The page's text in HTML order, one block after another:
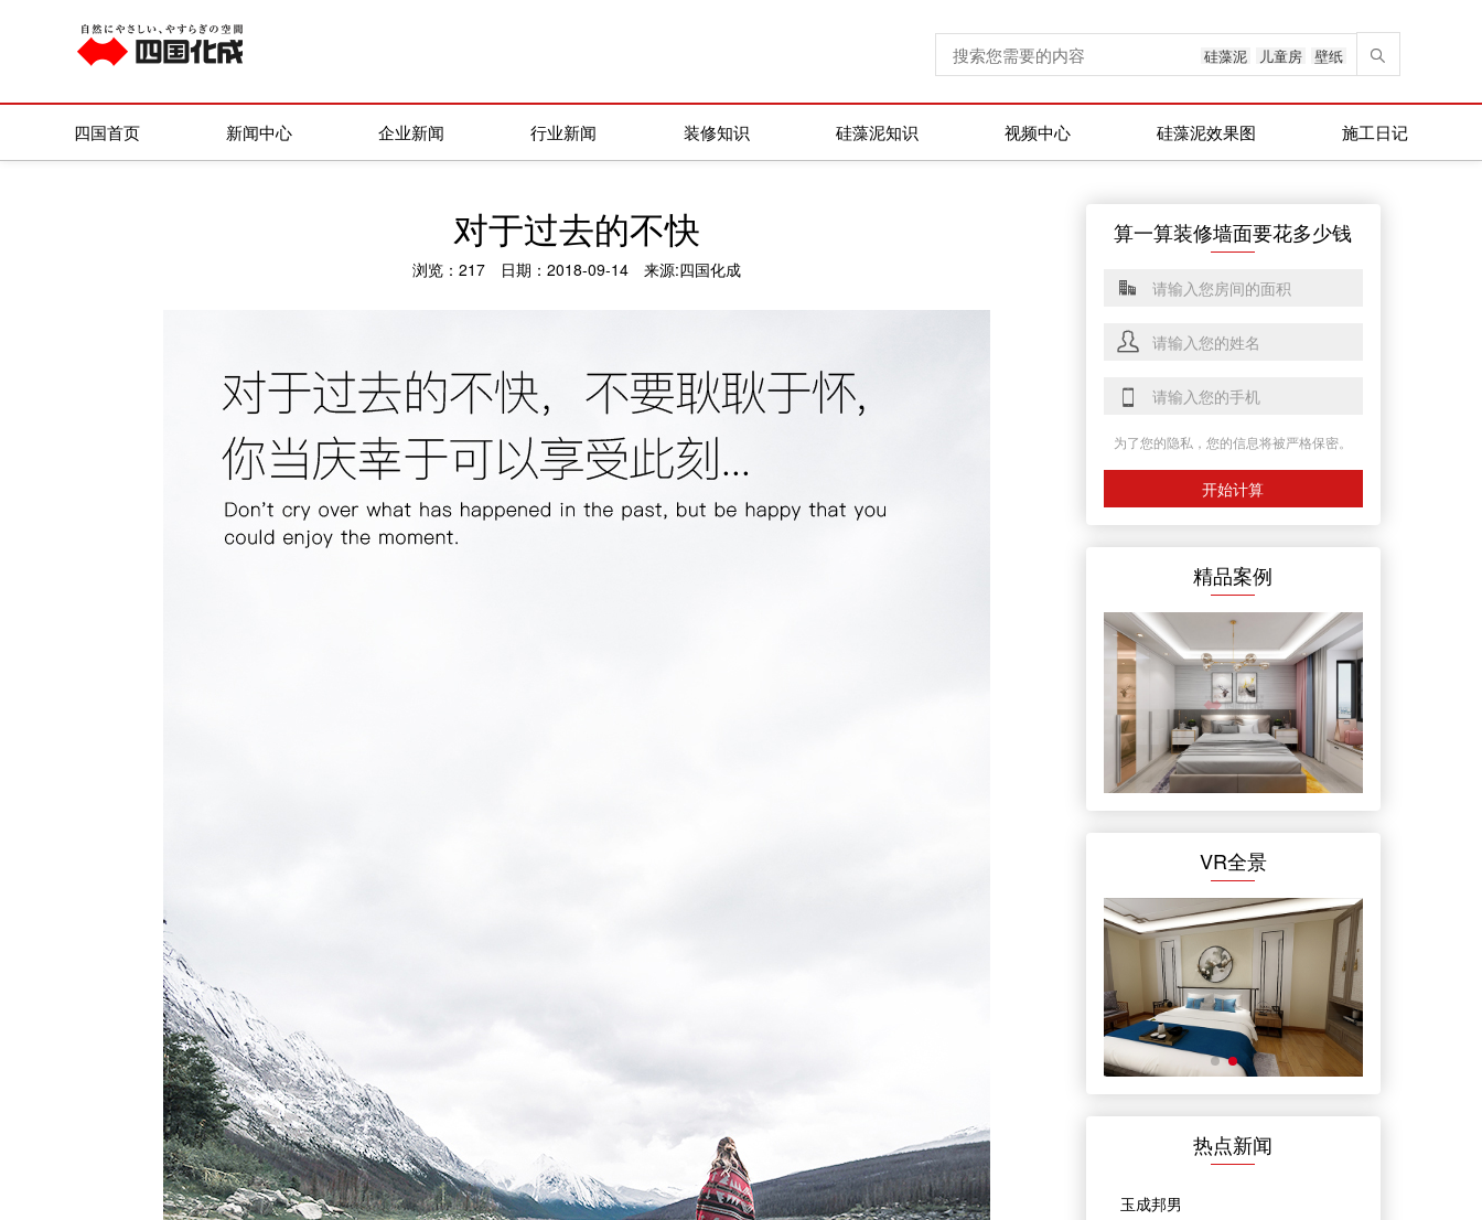
硅藻泥 儿童房 壁纸
四国首页 新闻中心 企业新闻 行业新闻 装修知识 硅藻泥知识 视频中心 硅藻泥效果图 施工日记
对于过去的不快
浏览：217 日期：2018-09-14 来源:四国化成
算一算装修墙面要花多少钱
为了您的隐私，您的信息将被严格保密。
开始计算
精品案例
VR全景
热点新闻
玉成邦男